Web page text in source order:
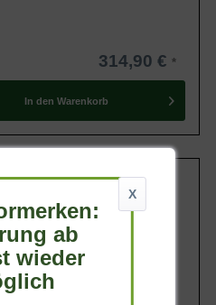
314,90 €
In den Warenkorb
m. Db.
Wuchsendhöhe
5 - 8 m
Frucht
Orangerot
Geschmack
X
ab
wieder